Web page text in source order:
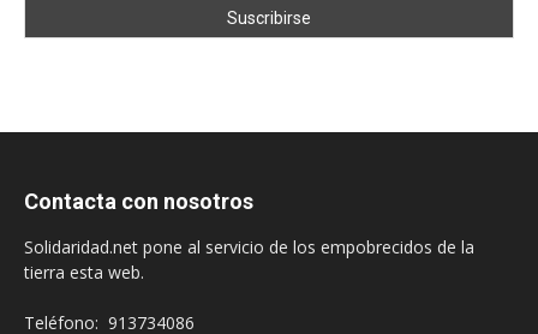
Contacta con nosotros
Solidaridad.net pone al servicio de los empobrecidos de la
tierra esta web.
Teléfono: 913734086